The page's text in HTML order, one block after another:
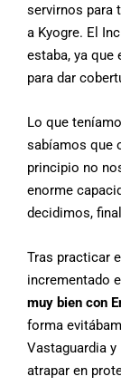
servirnos para
a Kyogre. El
estaba, ya que
para dar
Lo que
sabíamos que
principio no
enorme
decidimos,
Tras practicar
incrementado
muy bien con
forma
Vastaguardia
atrapar en